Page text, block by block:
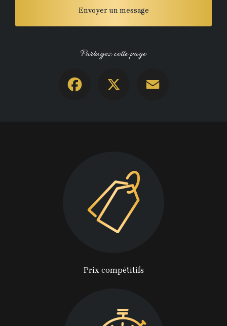
Envoyer un message
Partagez cette page
Prix compétitifs